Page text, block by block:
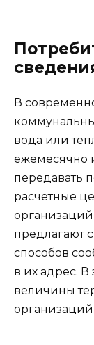
В
вода или
ежемесячно
передавать
расчетные
предлагают
способов
в их адрес. В
величины
организаций